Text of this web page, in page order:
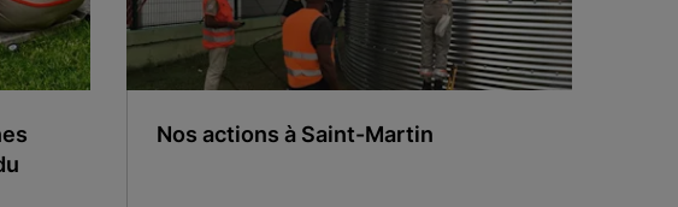
Nos actions à Saint-Martin